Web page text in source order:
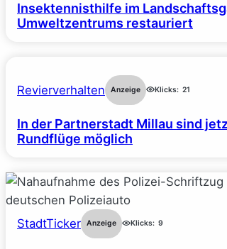
Insektennisthilfe im
Umweltzentrums restauriert
Revierverhalten Anzeige Klicks: 21
In der Partnerstadt Millau sind
Rundflüge möglich
StadtTicker Anzeige Klicks: 9